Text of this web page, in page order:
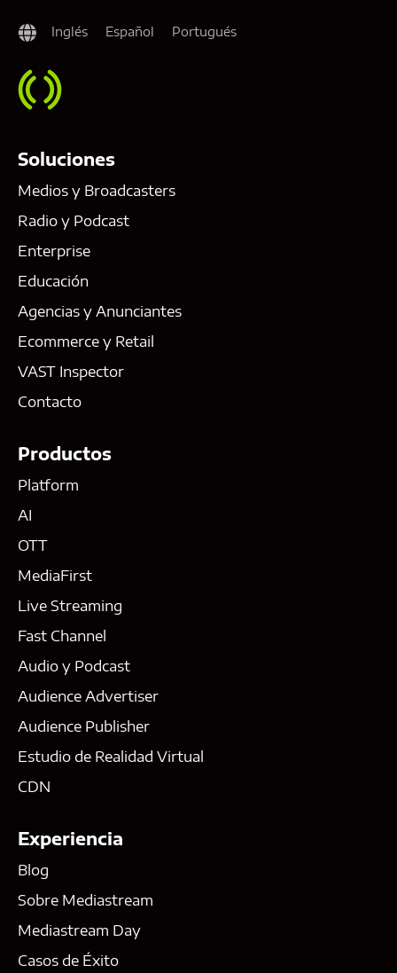
Inglés Español Portugués
Soluciones
Medios y Broadcasters
Radio y Podcast
Enterprise
Educación
Agencias y Anunciantes
Ecommerce y Retail
VAST Inspector
Contacto
Productos
Platform
AI
OTT
MediaFirst
Live Streaming
Fast Channel
Audio y Podcast
Audience Advertiser
Audience Publisher
Estudio de Realidad Virtual
CDN
Experiencia
Blog
Sobre Mediastream
Mediastream Day
Casos de Éxito